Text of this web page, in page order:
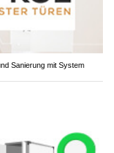
Sanierung mit System